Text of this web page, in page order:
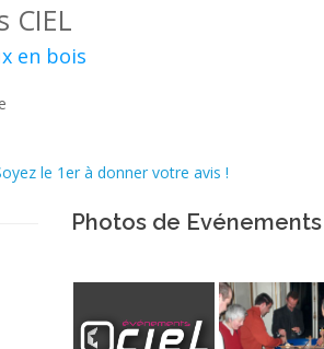
CIEL
en bois
le 1er à donner votre avis !
Photos de Evénements